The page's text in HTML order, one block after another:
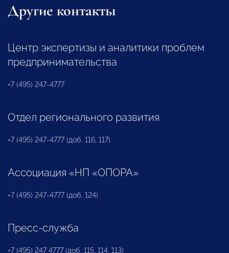
Другие контакты
Центр экспертизы и аналитики проблем
предпринимательства
+7 (495) 247-4777
Отдел регионального развития
+7 (495) 247-4777 (доб. 116, 117)
Ассоциация «НП «ОПОРА»
+7 (495) 247-4777 (доб. 124)
Пресс-служба
+7 (495) 247 4777 (доб. 115, 114, 113)